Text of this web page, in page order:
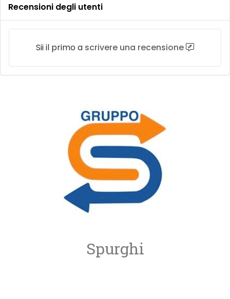
Recensioni degli utenti
Sii il primo a scrivere una recensione
Spurghi